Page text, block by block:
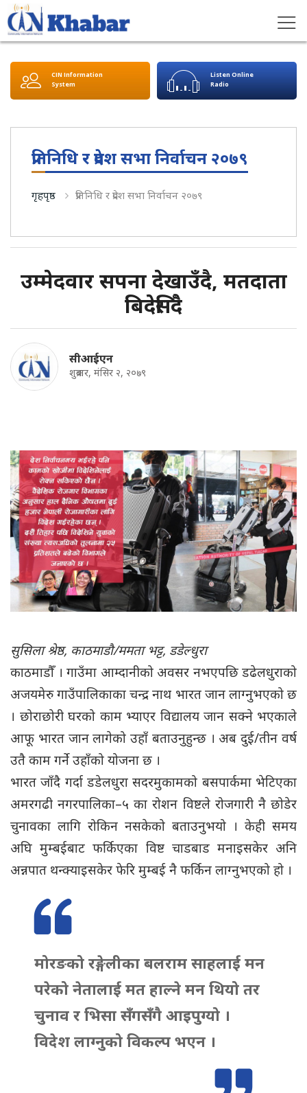
CIN Information
System
Listen Online
Radio
प्रतिनिधि र प्रदेश सभा निर्वाचन २०७९
गृहपृष्ठ प्रतिनिधि र प्रदेश सभा निर्वाचन २०७९
उम्मेदवार सपना देखाउँदै, मतदाता
बिदेसिँदै
सीआईएन
शुक्रबार, मंसिर २, २०७९
सुसिला श्रेष्ठ, काठमाडौ/ममता भट्ट, डडेल्धुरा
काठमाडाैँ । गाउँमा आम्दानीको अवसर नभएपछि डढेलधुराको
अजयमेरु गाउँपालिकाका चन्द्र नाथ भारत जान लाग्नुभएको छ
। छोराछोरी घरको काम भ्याएर विद्यालय जान सक्ने भएकाले
आफू भारत जान लागेको उहाँ बताउनुहुन्छ । अब दुई/तीन वर्ष
उतै काम गर्ने उहाँको योजना छ ।
भारत जाँदै गर्दा डडेलधुरा सदरमुकामको बसपार्कमा भेटिएका
अमरगढी नगरपालिका–५ का रोशन विष्टले रोजगारी नै छोडेर
चुनावका लागि रोकिन नसकेको बताउनुभयो । केही समय
अघि मुम्बईबाट फर्किएका विष्ट चाडबाड मनाइसकेर अनि
अन्नपात थन्क्याइसकेर फेरि मुम्बई नै फर्किन लाग्नुभएको हो ।
मोरङको रङ्गेलीका बलराम साहलाई मन
परेको नेतालाई मत हाल्ने मन थियो तर
चुनाव र भिसा सँगसँगै आइपुग्यो ।
विदेश लाग्नुको विकल्प भएन ।